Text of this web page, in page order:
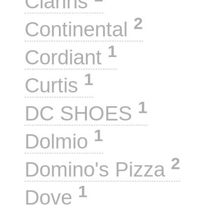
Continental 2
Cordiant 1
Curtis 1
DC SHOES 1
Dolmio 1
Domino's Pizza 2
Dove 1